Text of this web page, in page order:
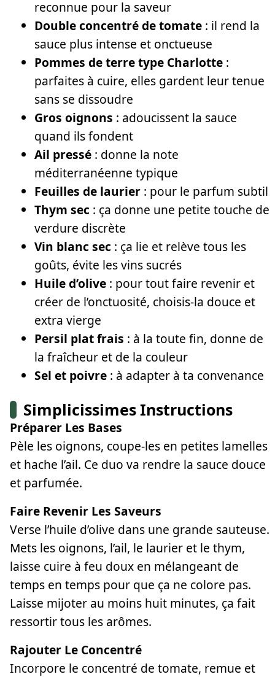
reconnue pour la saveur
Double concentré de tomate : il rend la
sauce plus intense et onctueuse
Pommes de terre type Charlotte :
parfaites à cuire, elles gardent leur tenue
sans se dissoudre
Gros oignons : adoucissent la sauce
quand ils fondent
Ail pressé : donne la note
méditerranéenne typique
Feuilles de laurier : pour le parfum subtil
Thym sec : ça donne une petite touche de
verdure discrète
Vin blanc sec : ça lie et relève tous les
goûts, évite les vins sucrés
Huile d’olive : pour tout faire revenir et
créer de l’onctuosité, choisis-la douce et
extra vierge
Persil plat frais : à la toute fin, donne de
la fraîcheur et de la couleur
Sel et poivre : à adapter à ta convenance
Simplicissimes Instructions
Préparer Les Bases
Pèle les oignons, coupe-les en petites lamelles
et hache l’ail. Ce duo va rendre la sauce douce
et parfumée.
Faire Revenir Les Saveurs
Verse l’huile d’olive dans une grande sauteuse.
Mets les oignons, l’ail, le laurier et le thym,
laisse cuire à feu doux en mélangeant de
temps en temps pour que ça ne colore pas.
Laisse mijoter au moins huit minutes, ça fait
ressortir tous les arômes.
Rajouter Le Concentré
Incorpore le concentré de tomate, remue et